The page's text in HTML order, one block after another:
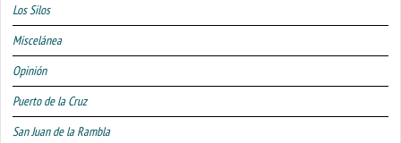
Los Silos
Miscelánea
Opinión
Puerto de la Cruz
San Juan de la Rambla